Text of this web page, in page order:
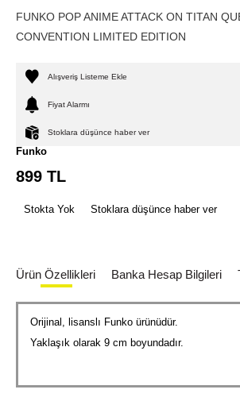
FUNKO POP ANIME ATTACK ON TITAN
CONVENTION LIMITED EDITION
Alışveriş Listeme Ekle
Fiyat Alarmı
Stoklara düşünce haber ver
Funko
899 TL
Stokta Yok Stoklara düşünce haber ver
Ürün Özellikleri Banka Hesap Bilgileri
Orijinal, lisanslı Funko ürünüdür.
Yaklaşık olarak 9 cm boyundadır.